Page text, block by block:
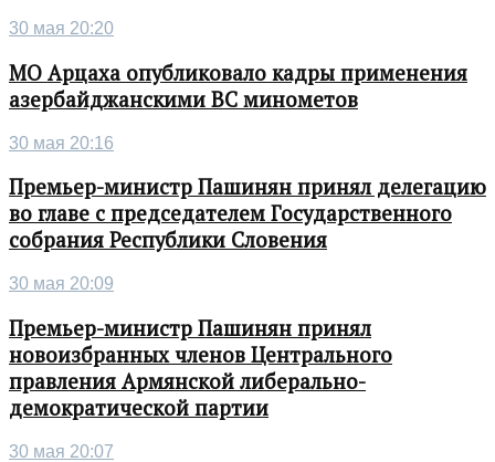
30 мая 20:20
МО Арцаха опубликовало кадры применения
азербайджанскими ВС минометов
30 мая 20:16
Премьер-министр Пашинян принял делегацию
во главе с председателем Государственного
собрания Республики Словения
30 мая 20:09
Премьер-министр Пашинян принял
новоизбранных членов Центрального
правления Армянской либерально-
демократической партии
30 мая 20:07